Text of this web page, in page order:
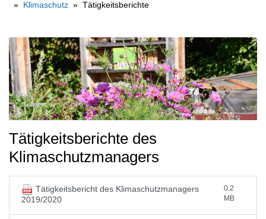
Klimaschutz
Tätigkeitsberichte
Tätigkeitsberichte des
Klimaschutzmanagers
Tätigkeitsbericht des Klimaschutzmanagers
2019/2020
0.2
MB